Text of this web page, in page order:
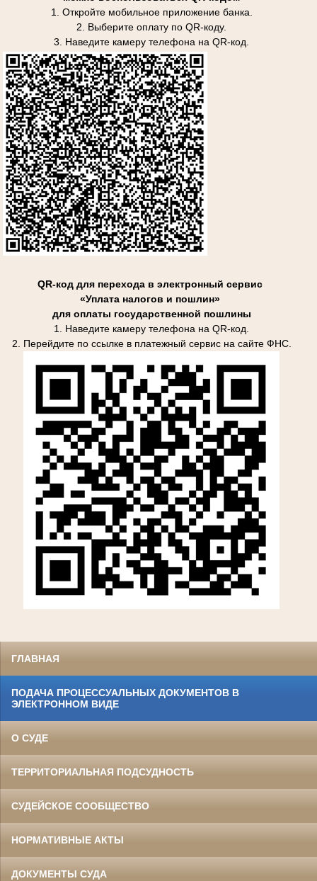
1. Откройте мобильное приложение банка.
2. Выберите оплату по QR-коду.
3. Наведите камеру телефона на QR-код.
QR-код для перехода в электронный сервис
«Уплата налогов и пошлин»
для оплаты государственной пошлины
1. Наведите камеру телефона на QR-код.
2. Перейдите по ссылке в платежный сервис на сайте ФНС.
ГЛАВНАЯ
ПОДАЧА ПРОЦЕССУАЛЬНЫХ ДОКУМЕНТОВ В
ЭЛЕКТРОННОМ ВИДЕ
О СУДЕ
ТЕРРИТОРИАЛЬНАЯ ПОДСУДНОСТЬ
СУДЕЙСКОЕ СООБЩЕСТВО
НОРМАТИВНЫЕ АКТЫ
ДОКУМЕНТЫ СУДА